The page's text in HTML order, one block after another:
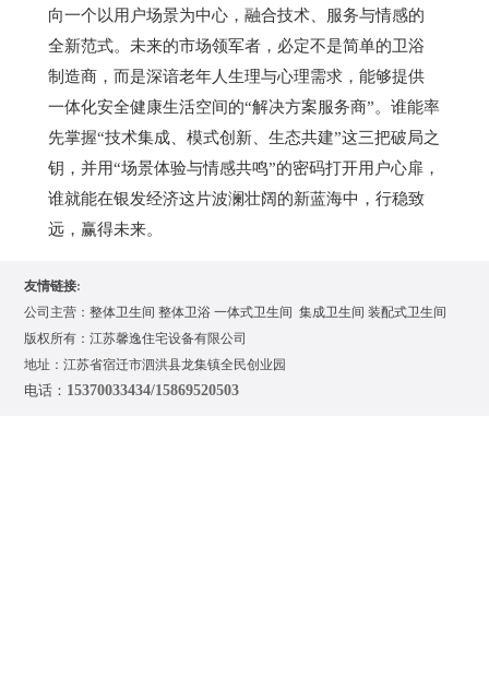
向一个以用户场景为中心，融合技术、服务与情感的
全新范式。未来的市场领军者，必定不是简单的卫浴
制造商，而是深谙老年人生理与心理需求，能够提供
一体化安全健康生活空间的“解决方案服务商”。谁能率
先掌握“技术集成、模式创新、生态共建”这三把破局之
钥，并用“场景体验与情感共鸣”的密码打开用户心扉，
谁就能在银发经济这片波澜壮阔的新蓝海中，行稳致
远，赢得未来。
友情链接:
公司主营：整体卫生间 整体卫浴 一体式卫生间 集成卫生间 装配式卫生间
版权所有：江苏馨逸住宅设备有限公司
地址：江苏省宿迁市泗洪县龙集镇全民创业园
电话： 15370033434/15869520503